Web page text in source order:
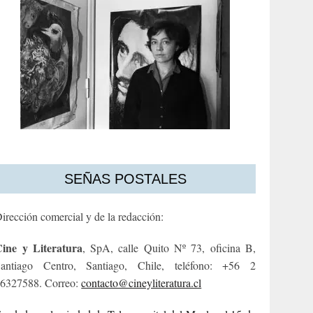
SEÑAS POSTALES
comercial y de la redacción:
y Literatura, SpA, calle Quito Nº 73, oficina B,
Centro, Santiago, Chile, teléfono: +56 2
Correo:contacto@cineyliteratura.cl